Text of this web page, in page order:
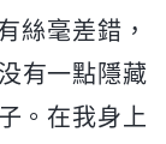
絲毫差錯，
有一點隱藏
。在我身上